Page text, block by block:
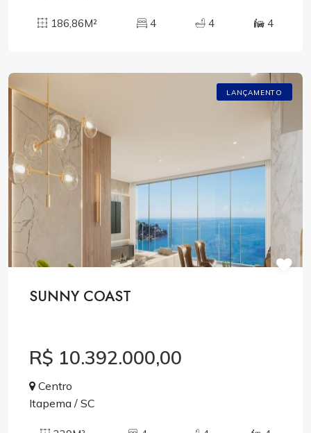
186,86M² 4 4 4
LANÇAMENTO
SUNNY COAST
R$ 10.392.000,00
Centro
Itapema / SC